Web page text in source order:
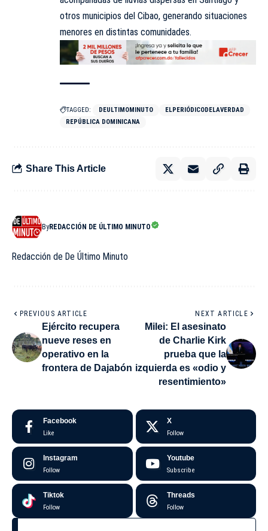
otros municipios del Cibao, generando situaciones
menores en distintas comunidades.
TAGGED: DEULTIMOMINUTO
ELPERIÓDICODELAVERDAD
REPÚBLICA DOMINICANA
Share This Article
ByREDACCIÓN DE ÚLTIMO MINUTO
Redacción de De Último Minuto
PREVIOUS ARTICLE
Ejército recupera
nueve reses en
operativo en la
frontera de Dajabón
NEXT ARTICLE
Milei: El asesinato
de Charlie Kirk
prueba que la
izquierda es «odio y
resentimiento»
Facebook
Like
X
Follow
Instagram
Follow
Youtube
Subscribe
Tiktok
Follow
Threads
Follow